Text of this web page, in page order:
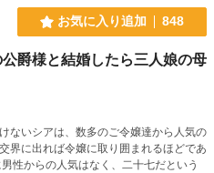
お気に入り追加 848
爵様と結婚したら三人娘の母
ないシアは、数多のご令嬢達から人気の
界に出れば令嬢に取り囲まれるほどであ
性からの人気はなく、二十七だという